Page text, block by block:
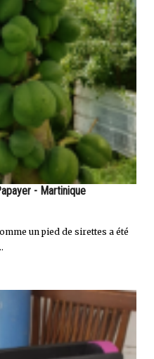
- Martinique
un pied de sirettes a été